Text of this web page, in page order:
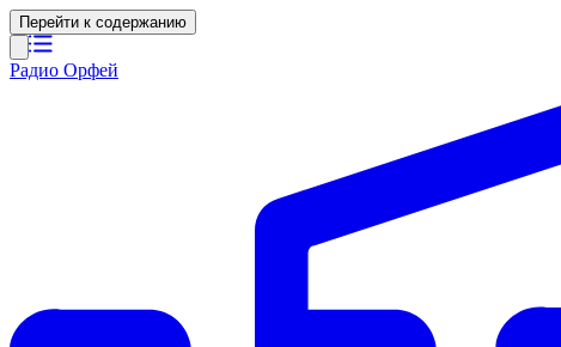
Перейти к содержанию
Радио Орфей